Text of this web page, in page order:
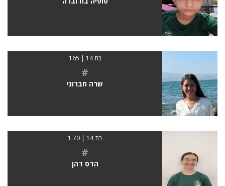
בת 14 | 165
#
שרה חברוני
בת 14 | 1.70
#
הדס דהן